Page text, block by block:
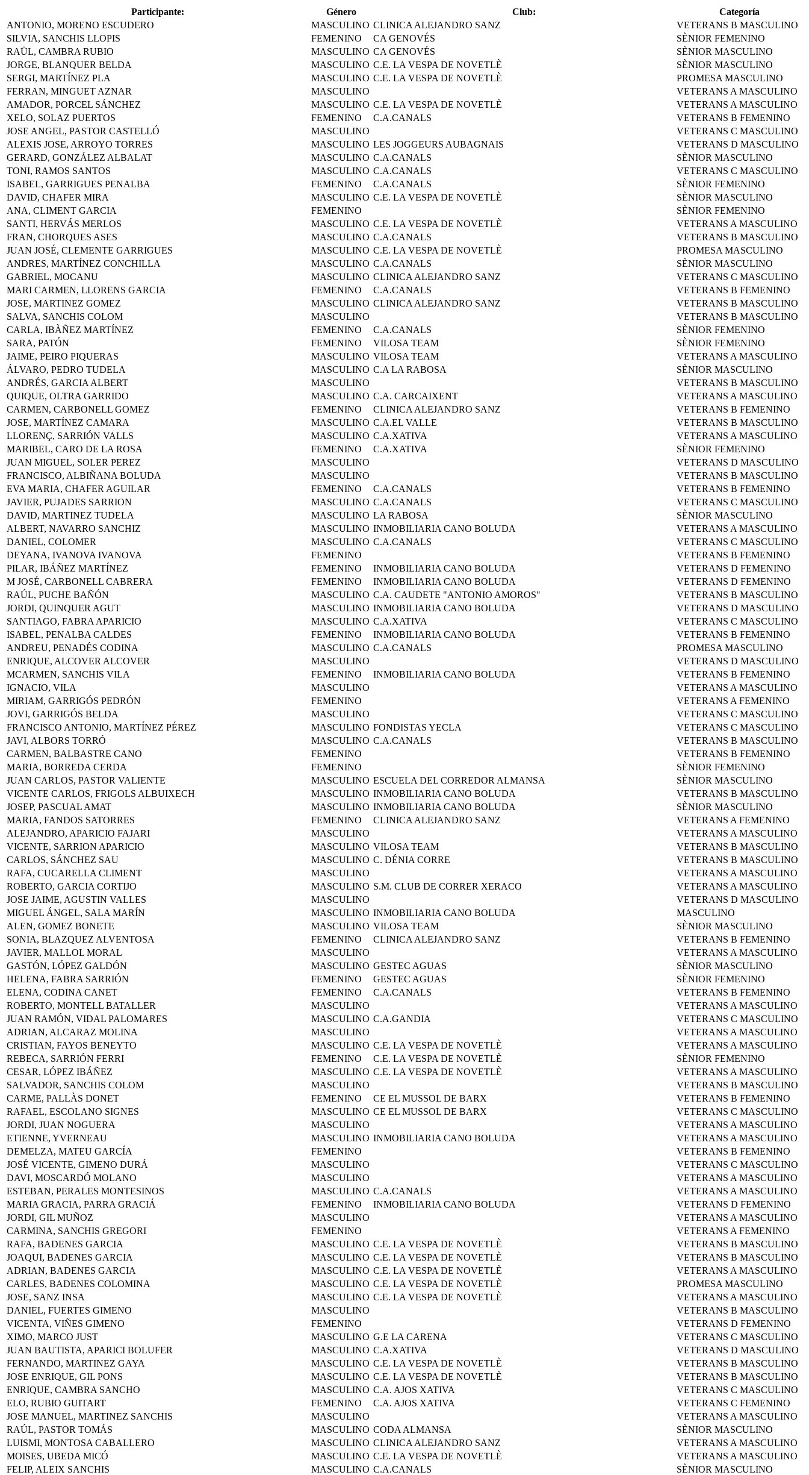
Participante: Género Club:
Categoría
ANTONIO, MORENO ESCUDERO
MASCULINO CLINICA ALEJANDRO SANZ
VETERANS B MASCULINO
SILVIA, SANCHIS LLOPIS
FEMENINO CA GENOVÉS
SÈNIOR FEMENINO
RAÜL, CAMBRA RUBIO
MASCULINO CA GENOVÉS
SÈNIOR MASCULINO
JORGE, BLANQUER BELDA
MASCULINO C.E. LA VESPA DE NOVETLÈ
SÈNIOR MASCULINO
SERGI, MARTÍNEZ PLA
MASCULINO C.E. LA VESPA DE NOVETLÈ
PROMESA MASCULINO
FERRAN, MINGUET AZNAR
MASCULINO
VETERANS A MASCULINO
AMADOR, PORCEL SÁNCHEZ
MASCULINO C.E. LA VESPA DE NOVETLÈ
VETERANS A MASCULINO
XELO, SOLAZ PUERTOS
FEMENINO C.A.CANALS
VETERANS B FEMENINO
JOSE ANGEL, PASTOR CASTELLÓ
MASCULINO
VETERANS C MASCULINO
ALEXIS JOSE, ARROYO TORRES
MASCULINO LES JOGGEURS AUBAGNAIS
VETERANS D MASCULINO
GERARD, GONZÁLEZ ALBALAT
MASCULINO C.A.CANALS
SÈNIOR MASCULINO
TONI, RAMOS SANTOS
MASCULINO C.A.CANALS
VETERANS C MASCULINO
ISABEL, GARRIGUES PENALBA
FEMENINO C.A.CANALS
SÈNIOR FEMENINO
DAVID, CHAFER MIRA
MASCULINO C.E. LA VESPA DE NOVETLÈ
SÈNIOR MASCULINO
ANA, CLIMENT GARCIA
FEMENINO
SÈNIOR FEMENINO
SANTI, HERVÁS MERLOS
MASCULINO C.E. LA VESPA DE NOVETLÈ
VETERANS A MASCULINO
FRAN, CHORQUES ASES
MASCULINO C.A.CANALS
VETERANS B MASCULINO
JUAN JOSÉ, CLEMENTE GARRIGUES
MASCULINO C.E. LA VESPA DE NOVETLÈ
PROMESA MASCULINO
ANDRES, MARTÍNEZ CONCHILLA
MASCULINO C.A.CANALS
SÈNIOR MASCULINO
GABRIEL, MOCANU
MASCULINO CLINICA ALEJANDRO SANZ
VETERANS C MASCULINO
MARI CARMEN, LLORENS GARCIA
FEMENINO C.A.CANALS
VETERANS B FEMENINO
JOSE, MARTINEZ GOMEZ
MASCULINO CLINICA ALEJANDRO SANZ
VETERANS B MASCULINO
SALVA, SANCHIS COLOM
MASCULINO
VETERANS B MASCULINO
CARLA, IBÀÑEZ MARTÍNEZ
FEMENINO C.A.CANALS
SÈNIOR FEMENINO
SARA, PATÓN
FEMENINO VILOSA TEAM
SÈNIOR FEMENINO
JAIME, PEIRO PIQUERAS
MASCULINO VILOSA TEAM
VETERANS A MASCULINO
ÁLVARO, PEDRO TUDELA
MASCULINO C.A LA RABOSA
SÈNIOR MASCULINO
ANDRÉS, GARCIA ALBERT
MASCULINO
VETERANS B MASCULINO
QUIQUE, OLTRA GARRIDO
MASCULINO C.A. CARCAIXENT
VETERANS A MASCULINO
CARMEN, CARBONELL GOMEZ
FEMENINO CLINICA ALEJANDRO SANZ
VETERANS B FEMENINO
JOSE, MARTÍNEZ CAMARA
MASCULINO C.A.EL VALLE
VETERANS B MASCULINO
LLORENÇ, SARRIÓN VALLS
MASCULINO C.A.XATIVA
VETERANS A MASCULINO
MARIBEL, CARO DE LA ROSA
FEMENINO C.A.XATIVA
SÈNIOR FEMENINO
JUAN MIGUEL, SOLER PEREZ
MASCULINO
VETERANS D MASCULINO
FRANCISCO, ALBIÑANA BOLUDA
MASCULINO
VETERANS B MASCULINO
EVA MARIA, CHAFER AGUILAR
FEMENINO C.A.CANALS
VETERANS B FEMENINO
JAVIER, PUJADES SARRION
MASCULINO C.A.CANALS
VETERANS C MASCULINO
DAVID, MARTINEZ TUDELA
MASCULINO LA RABOSA
SÈNIOR MASCULINO
ALBERT, NAVARRO SANCHIZ
MASCULINO INMOBILIARIA CANO BOLUDA
VETERANS A MASCULINO
DANIEL, COLOMER
MASCULINO C.A.CANALS
VETERANS C MASCULINO
DEYANA, IVANOVA IVANOVA
FEMENINO
VETERANS B FEMENINO
PILAR, IBÁÑEZ MARTÍNEZ
FEMENINO INMOBILIARIA CANO BOLUDA
VETERANS D FEMENINO
M JOSÉ, CARBONELL CABRERA
FEMENINO INMOBILIARIA CANO BOLUDA
VETERANS D FEMENINO
RAÚL, PUCHE BAÑÓN
MASCULINO C.A. CAUDETE "ANTONIO AMOROS"
VETERANS B MASCULINO
JORDI, QUINQUER AGUT
MASCULINO INMOBILIARIA CANO BOLUDA
VETERANS D MASCULINO
SANTIAGO, FABRA APARICIO
MASCULINO C.A.XATIVA
VETERANS C MASCULINO
ISABEL, PENALBA CALDES
FEMENINO INMOBILIARIA CANO BOLUDA
VETERANS B FEMENINO
ANDREU, PENADÉS CODINA
MASCULINO C.A.CANALS
PROMESA MASCULINO
ENRIQUE, ALCOVER ALCOVER
MASCULINO
VETERANS D MASCULINO
MCARMEN, SANCHIS VILA
FEMENINO INMOBILIARIA CANO BOLUDA
VETERANS B FEMENINO
IGNACIO, VILA
MASCULINO
VETERANS A MASCULINO
MIRIAM, GARRIGÓS PEDRÓN
FEMENINO
VETERANS A FEMENINO
JOVI, GARRIGÓS BELDA
MASCULINO
VETERANS C MASCULINO
FRANCISCO ANTONIO, MARTÍNEZ PÉREZ
MASCULINO FONDISTAS YECLA
VETERANS C MASCULINO
JAVI, ALBORS TORRÓ
MASCULINO C.A.CANALS
VETERANS B MASCULINO
CARMEN, BALBASTRE CANO
FEMENINO
VETERANS B FEMENINO
MARIA, BORREDA CERDA
FEMENINO
SÈNIOR FEMENINO
JUAN CARLOS, PASTOR VALIENTE
MASCULINO ESCUELA DEL CORREDOR ALMANSA
SÈNIOR MASCULINO
VICENTE CARLOS, FRIGOLS ALBUIXECH
MASCULINO INMOBILIARIA CANO BOLUDA
VETERANS B MASCULINO
JOSEP, PASCUAL AMAT
MASCULINO INMOBILIARIA CANO BOLUDA
SÈNIOR MASCULINO
MARIA, FANDOS SATORRES
FEMENINO CLINICA ALEJANDRO SANZ
VETERANS A FEMENINO
ALEJANDRO, APARICIO FAJARI
MASCULINO
VETERANS A MASCULINO
VICENTE, SARRION APARICIO
MASCULINO VILOSA TEAM
VETERANS B MASCULINO
CARLOS, SÁNCHEZ SAU
MASCULINO C. DÉNIA CORRE
VETERANS B MASCULINO
RAFA, CUCARELLA CLIMENT
MASCULINO
VETERANS A MASCULINO
ROBERTO, GARCIA CORTIJO
MASCULINO S.M. CLUB DE CORRER XERACO
VETERANS A MASCULINO
JOSE JAIME, AGUSTIN VALLES
MASCULINO
VETERANS D MASCULINO
MIGUEL ÁNGEL, SALA MARÍN
MASCULINO INMOBILIARIA CANO BOLUDA
MASCULINO
ALEN, GOMEZ BONETE
MASCULINO VILOSA TEAM
SÈNIOR MASCULINO
SONIA, BLAZQUEZ ALVENTOSA
FEMENINO CLINICA ALEJANDRO SANZ
VETERANS B FEMENINO
JAVIER, MALLOL MORAL
MASCULINO
VETERANS A MASCULINO
GASTÓN, LÓPEZ GALDÓN
MASCULINO GESTEC AGUAS
SÈNIOR MASCULINO
HELENA, FABRA SARRIÓN
FEMENINO GESTEC AGUAS
SÈNIOR FEMENINO
ELENA, CODINA CANET
FEMENINO C.A.CANALS
VETERANS B FEMENINO
ROBERTO, MONTELL BATALLER
MASCULINO
VETERANS A MASCULINO
JUAN RAMÓN, VIDAL PALOMARES
MASCULINO C.A.GANDIA
VETERANS C MASCULINO
ADRIAN, ALCARAZ MOLINA
MASCULINO
VETERANS A MASCULINO
CRISTIAN, FAYOS BENEYTO
MASCULINO C.E. LA VESPA DE NOVETLÈ
VETERANS A MASCULINO
REBECA, SARRIÓN FERRI
FEMENINO C.E. LA VESPA DE NOVETLÈ
SÈNIOR FEMENINO
CESAR, LÓPEZ IBÁÑEZ
MASCULINO C.E. LA VESPA DE NOVETLÈ
VETERANS A MASCULINO
SALVADOR, SANCHIS COLOM
MASCULINO
VETERANS B MASCULINO
CARME, PALLÀS DONET
FEMENINO CE EL MUSSOL DE BARX
VETERANS B FEMENINO
RAFAEL, ESCOLANO SIGNES
MASCULINO CE EL MUSSOL DE BARX
VETERANS C MASCULINO
JORDI, JUAN NOGUERA
MASCULINO
VETERANS A MASCULINO
ETIENNE, YVERNEAU
MASCULINO INMOBILIARIA CANO BOLUDA
VETERANS A MASCULINO
DEMELZA, MATEU GARCÍA
FEMENINO
VETERANS B FEMENINO
JOSÉ VICENTE, GIMENO DURÁ
MASCULINO
VETERANS C MASCULINO
DAVI, MOSCARDÓ MOLANO
MASCULINO
VETERANS A MASCULINO
ESTEBAN, PERALES MONTESINOS
MASCULINO C.A.CANALS
VETERANS A MASCULINO
MARIA GRACIA, PARRA GRACIÁ
FEMENINO INMOBILIARIA CANO BOLUDA
VETERANS D FEMENINO
JORDI, GIL MUÑOZ
MASCULINO
VETERANS A MASCULINO
CARMINA, SANCHIS GREGORI
FEMENINO
VETERANS A FEMENINO
RAFA, BADENES GARCIA
MASCULINO C.E. LA VESPA DE NOVETLÈ
VETERANS B MASCULINO
JOAQUI, BADENES GARCIA
MASCULINO C.E. LA VESPA DE NOVETLÈ
VETERANS B MASCULINO
ADRIAN, BADENES GARCIA
MASCULINO C.E. LA VESPA DE NOVETLÈ
VETERANS A MASCULINO
CARLES, BADENES COLOMINA
MASCULINO C.E. LA VESPA DE NOVETLÈ
PROMESA MASCULINO
JOSE, SANZ INSA
MASCULINO C.E. LA VESPA DE NOVETLÈ
VETERANS A MASCULINO
DANIEL, FUERTES GIMENO
MASCULINO
VETERANS B MASCULINO
VICENTA, VIÑES GIMENO
FEMENINO
VETERANS D FEMENINO
XIMO, MARCO JUST
MASCULINO G.E LA CARENA
VETERANS C MASCULINO
JUAN BAUTISTA, APARICI BOLUFER
MASCULINO C.A.XATIVA
VETERANS D MASCULINO
FERNANDO, MARTINEZ GAYA
MASCULINO C.E. LA VESPA DE NOVETLÈ
VETERANS B MASCULINO
JOSE ENRIQUE, GIL PONS
MASCULINO C.E. LA VESPA DE NOVETLÈ
VETERANS B MASCULINO
ENRIQUE, CAMBRA SANCHO
MASCULINO C.A. AJOS XATIVA
VETERANS C MASCULINO
ELO, RUBIO GUITART
FEMENINO C.A. AJOS XATIVA
VETERANS C FEMENINO
JOSE MANUEL, MARTINEZ SANCHIS
MASCULINO
VETERANS A MASCULINO
RAÚL, PASTOR TOMÁS
MASCULINO CODA ALMANSA
SÈNIOR MASCULINO
LUISMI, MONTOSA CABALLERO
MASCULINO CLINICA ALEJANDRO SANZ
VETERANS A MASCULINO
MOISES, UBEDA MICÓ
MASCULINO C.E. LA VESPA DE NOVETLÈ
VETERANS A MASCULINO
FELIP, ALEIX SANCHIS
MASCULINO C.A.CANALS
SÈNIOR MASCULINO